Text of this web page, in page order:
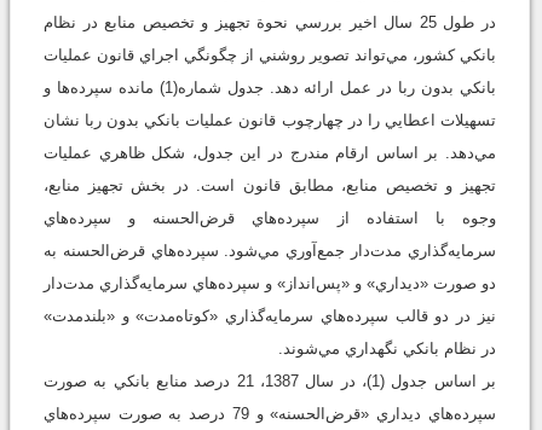
در طول 25 سال اخير بررسي نحوة تجهيز و تخصيص منابع در نظام
بانكي كشور، مي‌تواند تصوير روشني از چگونگي اجراي قانون عمليات
بانكي بدون ربا در عمل ارائه دهد. جدول شماره(1) مانده سپرده‌ها و
تسهيلات اعطايي را در چهارچوب قانون عمليات بانكي بدون ربا نشان
مي‌دهد. بر اساس ارقام مندرج در اين جدول، شكل ظاهري عمليات
تجهيز و تخصيص منابع، مطابق قانون است. در بخش تجهيز منابع،
وجوه با استفاده از سپرده‌هاي قرض‌الحسنه و سپرده‌هاي
سرمايه‌گذاري مدت‌دار جمع‌آوري مي‌شود. سپرده‌هاي قرض‌الحسنه به
دو صورت «ديداري» و «پس‌انداز» و سپرده‌هاي سرمايه‌گذاري مدت‌دار
نيز در دو قالب سپرده‌هاي سرمايه‌گذاري «كوتاه‌مدت» و «بلندمدت»
در نظام بانكي نگهداري مي‌شوند.
بر اساس جدول (1)، در سال 1387، 21 درصد منابع بانكي به صورت
سپرده‌هاي ديداري «قرض‌الحسنه» و 79 درصد به صورت سپرده‌هاي